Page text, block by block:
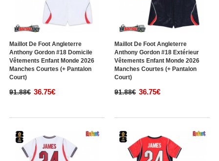
Maillot De Foot Angleterre
Anthony Gordon #18 Domicile
Vêtements Enfant Monde 2026
Manches Courtes (+ Pantalon
Court)
91.88€ 36.75€
Maillot De Foot Angleterre
Anthony Gordon #18 Extérieur
Vêtements Enfant Monde 2026
Manches Courtes (+ Pantalon
Court)
91.88€ 36.75€